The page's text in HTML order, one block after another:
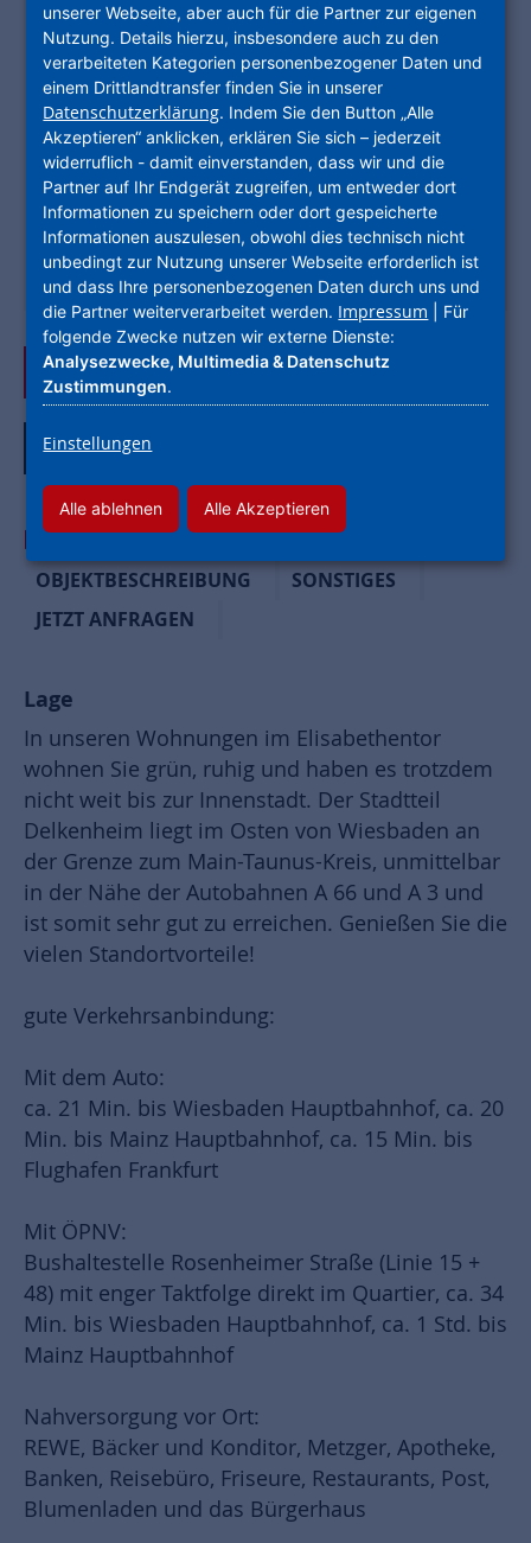
Energieausweis
BEDARFSAUSWEIS
KLASSE B
52.00 kWh/(m²*a)
DATEN
Typ
Erdgeschosswohnung
Wohnfläche
69,90 m²
Zimmer
2
Etage
EG
Verfügbar ab
sofort
Jetzt anfragen
Alle Bilder ansehen
AUF EINEN BLICK: LAGE
AUSSTATTUNG
OBJEKTBESCHREIBUNG
SONSTIGES
JETZT ANFRAGEN
Lage
In unseren Wohnungen im Elisabethentor
wohnen Sie grün, ruhig und haben es trotzdem
nicht weit bis zur Innenstadt. Der Stadtteil
Delkenheim liegt im Osten von Wiesbaden an
der Grenze zum Main-Taunus-Kreis, unmittelbar
in der Nähe der Autobahnen A 66 und A 3 und
ist somit sehr gut zu erreichen. Genießen Sie die
vielen Standortvorteile!
gute Verkehrsanbindung:
Mit dem Auto:
ca. 21 Min. bis Wiesbaden Hauptbahnhof, ca. 20
Min. bis Mainz Hauptbahnhof, ca. 15 Min. bis
Flughafen Frankfurt
Mit ÖPNV:
Bushaltestelle Rosenheimer Straße (Linie 15 +
48) mit enger Taktfolge direkt im Quartier, ca. 34
Min. bis Wiesbaden Hauptbahnhof, ca. 1 Std. bis
Mainz Hauptbahnhof
Nahversorgung vor Ort:
REWE, Bäcker und Konditor, Metzger, Apotheke,
Banken, Reisebüro, Friseure, Restaurants, Post,
Blumenladen und das Bürgerhaus
unserer Webseite, aber auch für die Partner zur eigenen
Nutzung. Details hierzu, insbesondere auch zu den
verarbeiteten Kategorien personenbezogener Daten und
einem Drittlandtransfer finden Sie in unserer
Datenschutzerklärung. Indem Sie den Button „Alle
Akzeptieren“ anklicken, erklären Sie sich – jederzeit
widerruflich - damit einverstanden, dass wir und die
Partner auf Ihr Endgerät zugreifen, um entweder dort
Informationen zu speichern oder dort gespeicherte
Informationen auszulesen, obwohl dies technisch nicht
unbedingt zur Nutzung unserer Webseite erforderlich ist
und dass Ihre personenbezogenen Daten durch uns und
die Partner weiterverarbeitet werden. Impressum | Für
folgende Zwecke nutzen wir externe Dienste:
Analysezwecke, Multimedia & Datenschutz
Zustimmungen.
Einstellungen
Alle ablehnen Alle Akzeptieren